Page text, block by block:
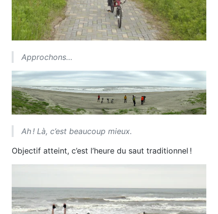
Approchons…
Ah ! Là, c’est beaucoup mieux.
Objectif atteint, c’est l’heure du saut traditionnel !